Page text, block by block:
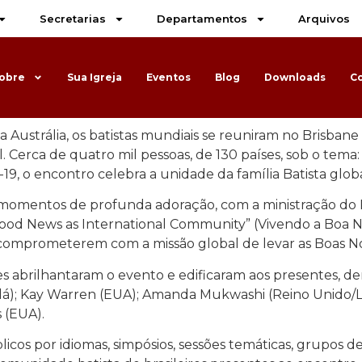
Secretarias Departamentos Arquivos
Sua Igreja Eventos Blog Downloads
Austrália, os batistas mundiais se reuniram no
de quatro mil pessoas, de 130 países, sob o
19, o encontro celebra a unidade da família Batista
de profunda adoração, com a ministração do
News as International Community” (Vivendo a Boa
com a missão global de levar as Boas
o evento e edificaram aos presentes,
Kay Warren (EUA); Amanda Mukwashi (Reino Unido/
por idiomas, simpósios, sessões temáticas, grupos